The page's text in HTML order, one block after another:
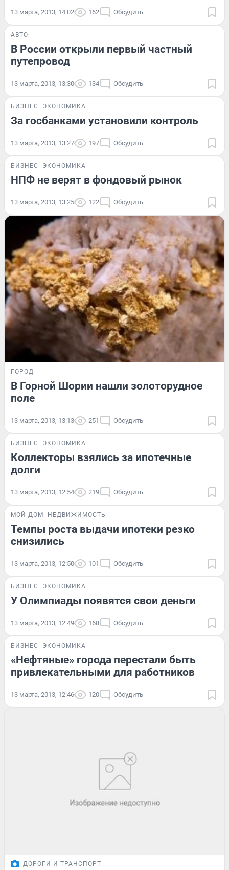
13 марта, 2013, 14:02 162 Обсудить
АВТО
В России открыли первый частный
путепровод
13 марта, 2013, 13:30 134 Обсудить
БИЗНЕС ЭКОНОМИКА
За госбанками установили контроль
13 марта, 2013, 13:27 197 Обсудить
БИЗНЕС ЭКОНОМИКА
НПФ не верят в фондовый рынок
13 марта, 2013, 13:25 122 Обсудить
ГОРОД
В Горной Шории нашли золоторудное
поле
13 марта, 2013, 13:13 251 Обсудить
БИЗНЕС ЭКОНОМИКА
Коллекторы взялись за ипотечные
долги
13 марта, 2013, 12:54 219 Обсудить
МОЙ ДОМ НЕДВИЖИМОСТЬ
Темпы роста выдачи ипотеки резко
снизились
13 марта, 2013, 12:50 101 Обсудить
БИЗНЕС ЭКОНОМИКА
У Олимпиады появятся свои деньги
13 марта, 2013, 12:49 168 Обсудить
БИЗНЕС ЭКОНОМИКА
«Нефтяные» города перестали быть
привлекательными для работников
13 марта, 2013, 12:46 120 Обсудить
ДОРОГИ И ТРАНСПОРТ